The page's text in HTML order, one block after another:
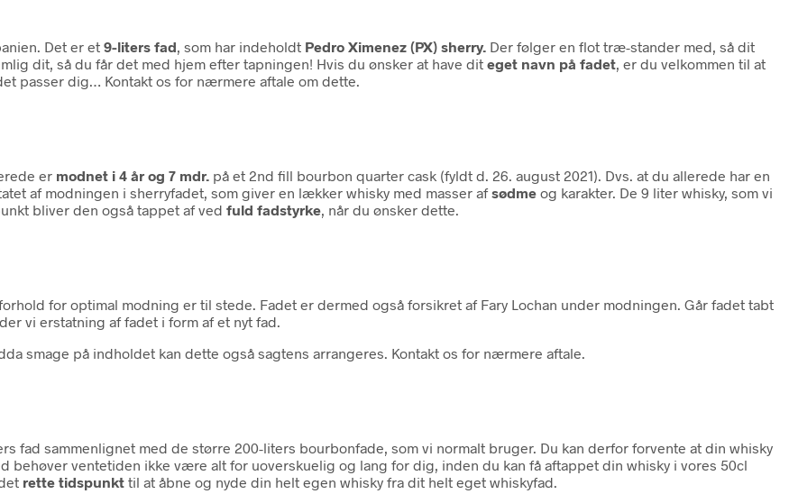
Det er et 9-liters fad , som har indeholdt Pedro Ximenez (PX) sherry. Der følger en flot træ-stander med, så dit
dit, så du får det med hjem efter tapningen! Hvis du ønsker at have dit eget navn på fadet , er du velkommen til at
passer dig… Kontakt os for nærmere aftale om dette.
er modnet i 4 år og 7 mdr. på et 2nd fill bourbon quarter cask (fyldt d. 26. august 2021). Dvs. at du allerede har en
af modningen i sherryfadet, som giver en lækker whisky med masser afsødme og karakter. De 9 liter whisky, som vi
bliver den også tappet af ved fuld fadstyrke , når du ønsker dette.
for optimal modning er til stede. Fadet er dermed også forsikret af Fary Lochan under modningen. Går fadet tabt
vi erstatning af fadet i form af et nyt fad.
smage på indholdet kan dette også sagtens arrangeres. Kontakt os for nærmere aftale.
fad sammenlignet med de større 200-liters bourbonfade, som vi normalt bruger. Du kan derfor forvente at din whisky
behøver ventetiden ikke være alt for uoverskuelig og lang for dig, inden du kan få aftappet din whisky i vores 50cl
rette tidspunkt til at åbne og nyde din helt egen whisky fra dit helt eget whiskyfad.